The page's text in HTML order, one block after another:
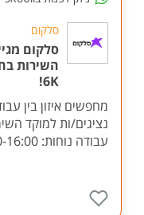
סלקום
סלקום
השירות
6K!
מחפשים איזון בין
נציגים/ות למוקד
עבודה נוחות: 9:00-16:00 / 0...